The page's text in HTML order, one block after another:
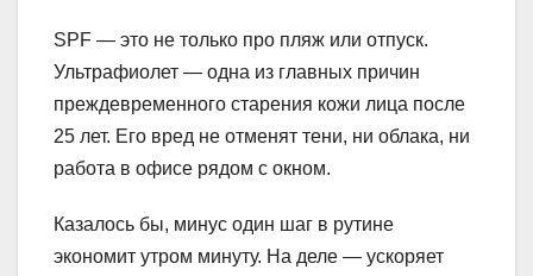
SPF — это не только про пляж или отпуск.
Ультрафиолет — одна из главных причин
преждевременного старения кожи лица после
25 лет. Его вред не отменят тени, ни облака, ни
работа в офисе рядом с окном.
Казалось бы, минус один шаг в рутине
экономит утром минуту. На деле — ускоряет